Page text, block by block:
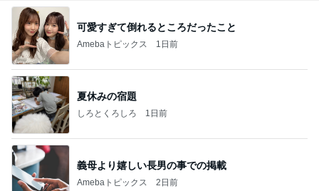
可愛すぎて倒れるところだったこと
Amebaトピックス 1日前
夏休みの宿題
しろとくろしろ 1日前
義母より嬉しい長男の事での掲載
Amebaトピックス 2日前